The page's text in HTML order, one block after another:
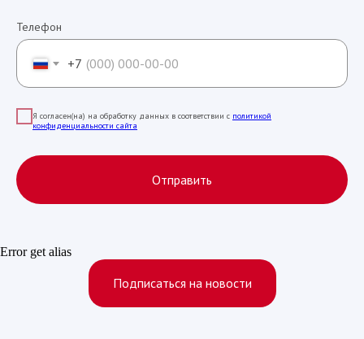
Телефон
+7
Я согласен(на) на обработку данных в соответствии с политикой
конфиденциальности сайта
Отправить
Error get alias
Подписаться на новости